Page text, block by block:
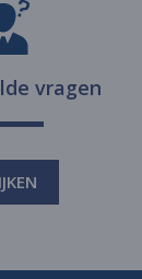
vragen